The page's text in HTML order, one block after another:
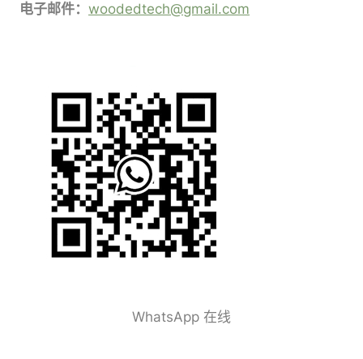
电子邮件： woodedtech@gmail.com
WhatsApp 在线